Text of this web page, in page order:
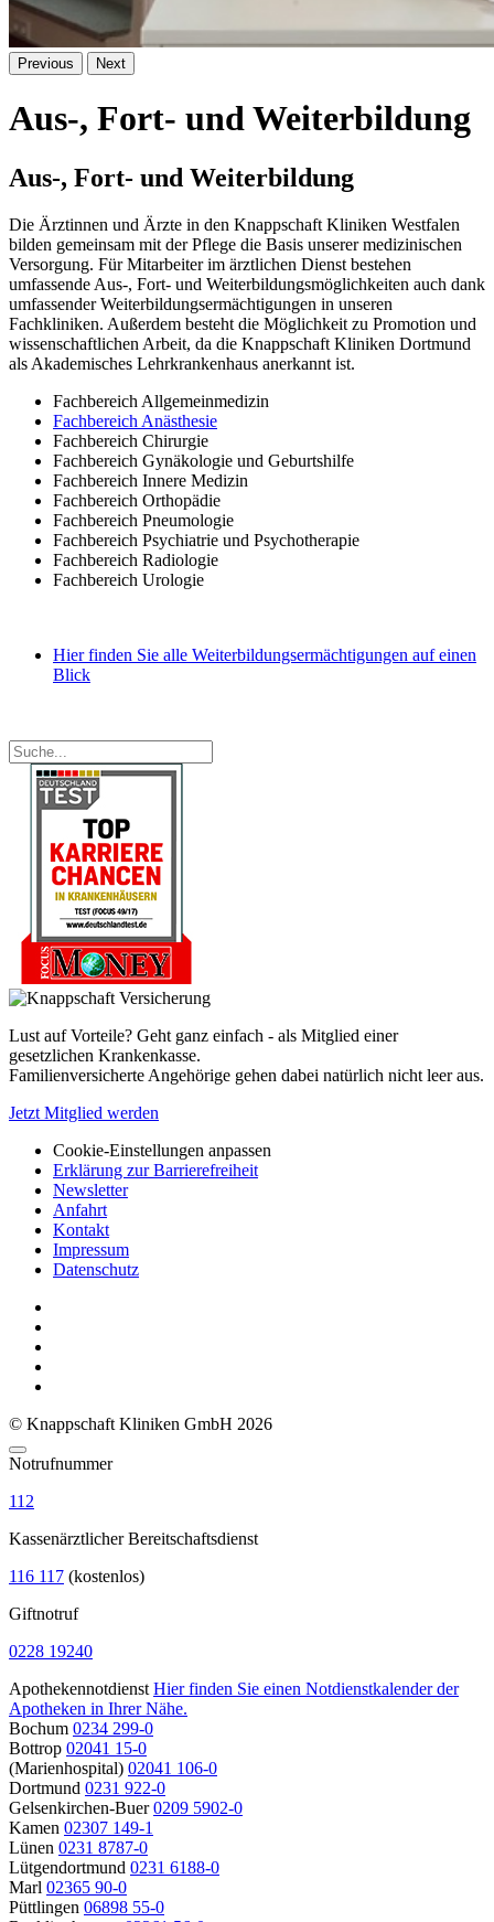
Previous Next
Aus-, Fort- und Weiterbildung
Aus-, Fort- und Weiterbildung
Die Ärztinnen und Ärzte in den Knappschaft Kliniken Westfalen
bilden gemeinsam mit der Pflege die Basis unserer medizinischen
Versorgung. Für Mitarbeiter im ärztlichen Dienst bestehen
umfassende Aus-, Fort- und Weiterbildungsmöglichkeiten auch dank
umfassender Weiterbildungsermächtigungen in unseren
Fachkliniken. Außerdem besteht die Möglichkeit zu Promotion und
wissenschaftlichen Arbeit, da die Knappschaft Kliniken Dortmund
als Akademisches Lehrkrankenhaus anerkannt ist.
Fachbereich Allgemeinmedizin
Fachbereich Anästhesie
Fachbereich Chirurgie
Fachbereich Gynäkologie und Geburtshilfe
Fachbereich Innere Medizin
Fachbereich Orthopädie
Fachbereich Pneumologie
Fachbereich Psychiatrie und Psychotherapie
Fachbereich Radiologie
Fachbereich Urologie
Hier finden Sie alle Weiterbildungsermächtigungen auf einen
Blick
Lust auf Vorteile? Geht ganz einfach - als Mitglied einer
gesetzlichen Krankenkasse.
Familienversicherte Angehörige gehen dabei natürlich nicht leer aus.
Jetzt Mitglied werden
Cookie-Einstellungen anpassen
Erklärung zur Barrierefreiheit
Newsletter
Anfahrt
Kontakt
Impressum
Datenschutz
© Knappschaft Kliniken GmbH 2026
Notrufnummer
112
Kassenärztlicher Bereitschaftsdienst
116 117 (kostenlos)
Giftnotruf
0228 19240
Apothekennotdienst Hier finden Sie einen Notdienstkalender der
Apotheken in Ihrer Nähe.
Bochum 0234 299-0
Bottrop 02041 15-0
(Marienhospital) 02041 106-0
Dortmund 0231 922-0
Gelsenkirchen-Buer 0209 5902-0
Kamen 02307 149-1
Lünen 0231 8787-0
Lütgendortmund 0231 6188-0
Marl 02365 90-0
Püttlingen 06898 55-0